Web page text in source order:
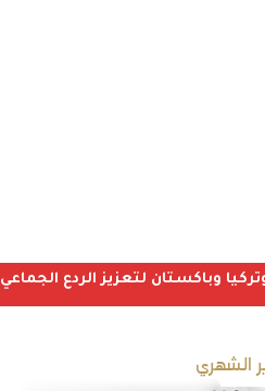
وباكستان لتعزيز الردع الجماعي
الشهري